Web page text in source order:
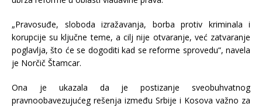
„Pravosuđe, sloboda izražavanja, borba protiv kriminala i
korupcije su ključne teme, a cilj nije otvaranje, već zatvaranje
poglavlja, što će se dogoditi kad se reforme sprovedu“, navela
je Norčič Štamcar.
Ona je ukazala da je postizanje sveobuhvatnog
pravnoobavezujućeg rešenja između Srbije i Kosova važno za